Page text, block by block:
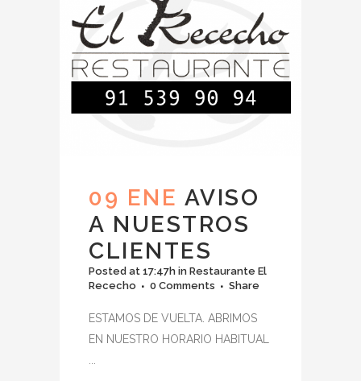
09 ENE AVISO
A NUESTROS
CLIENTES
Posted at 17:47h in Restaurante El
Rececho
0 Comments Share
ESTAMOS DE VUELTA. ABRIMOS
EN NUESTRO HORARIO HABITUAL